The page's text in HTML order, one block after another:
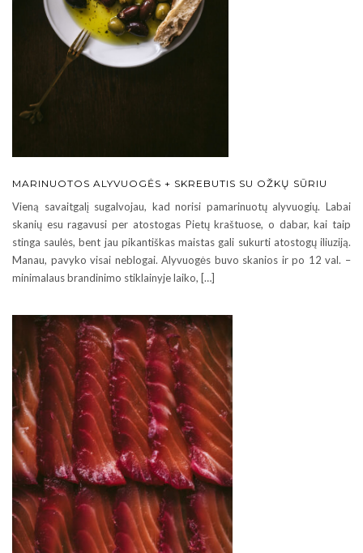
MARINUOTOS ALYVUOGĖS + SKREBUTIS SU OŽKŲ SŪRIU
Vieną savaitgalį sugalvojau, kad norisi pamarinuotų alyvuogių. Labai
skanių esu ragavusi per atostogas Pietų kraštuose, o dabar, kai taip
stinga saulės, bent jau pikantiškas maistas gali sukurti atostogų iliuziją.
Manau, pavyko visai neblogai. Alyvuogės buvo skanios ir po 12 val. –
minimalaus brandinimo stiklainyje laiko, […]